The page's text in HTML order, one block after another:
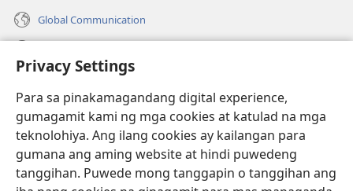
Privacy Settings
Para sa pinakamagandang digital experience,
gumagamit kami ng mga cookies at katulad na mga
teknolohiya. Ang ilang cookies ay kailangan para
gumana ang aming website at hindi puwedeng
tanggihan. Puwede mong tanggapin o tanggihan ang
Global Communication
(may
na
bagong
window)
Watchtower ONLINE LIBRARY™
(may
bubukas
na
bagong
JW Hub ®
(may